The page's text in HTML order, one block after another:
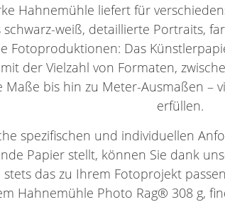
Hahnemühle liefert für
schwarz-weiß, detaillierte Portraits,
Fotoproduktionen: Das
der Vielzahl von Formaten,
Maße bis hin zu Meter-Ausmaßen –
erfüllen.
spezifischen und individuellen
Papier stellt, können Sie dank
das zu Ihrem Fotoprojekt
Hahnemühle Photo Rag® 308 g,